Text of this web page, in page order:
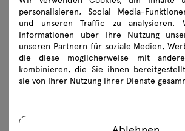
Wie lang ist das Stormkabel?
Wie verwende ich die
des Schreibtischbedienfelds?
Was muss ich tun, wenn der
steht?
personalisieren, Social Media-
und unseren Traffic zu analysieren.
Informationen über Ihre Nutzung
unseren Partnern für soziale Medien,
die diese möglicherweise mit
kombinieren, die Sie ihnen
sie von Ihrer Nutzung ihrer Dienste